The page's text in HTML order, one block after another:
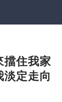
擋住我家
淡定走向